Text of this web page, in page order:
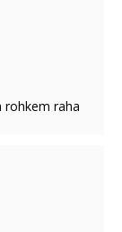
rohkem raha